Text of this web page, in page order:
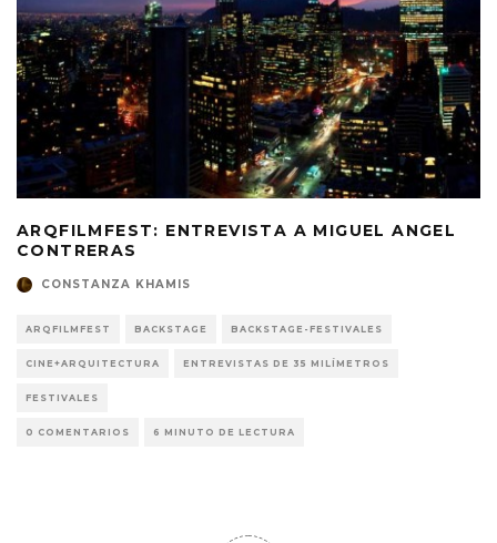
ARQFILMFEST: ENTREVISTA A MIGUEL ANGEL
CONTRERAS
CONSTANZA KHAMIS
ARQFILMFEST BACKSTAGE BACKSTAGE-FESTIVALES
CINE+ARQUITECTURA ENTREVISTAS DE 35 MILÍMETROS
FESTIVALES
0 COMENTARIOS 6 MINUTO DE LECTURA